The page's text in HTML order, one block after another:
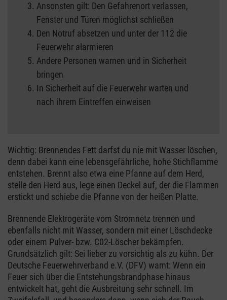
Ansonsten gilt: Den Gefahrenort verlassen,
Fenster und Türen möglichst schließen
Den Notruf absetzen und unter der 112 die
Feuerwehr alarmieren
Andere Personen warnen und in Sicherheit
bringen
In Sicherheit auf die Feuerwehr warten und
nach ihrem Eintreffen einweisen
Wichtig: Brennendes Fett darfst du nie mit Wasser löschen,
denn dabei kann eine lebensgefährliche, hohe Stichflamme
entstehen. Brennt also etwa eine Pfanne auf dem Herd,
stelle den Herd aus, lege einen Deckel auf, der die Flammen
erstickt und schiebe die Pfanne von der heißen Platte.
Brennende Elektrogeräte vom Stromnetz trennen und
ebenfalls nicht mit Wasser, sondern mit einer Löschdecke
oder einem Pulver- bzw. C02-Löscher bekämpfen.
Grundsätzlich gilt: Sei lieber zu vorsichtig als zu kühn. Der
Deutsche Feuerwehrverband e.V. (DFV) warnt: Wenn ein
Feuer sich über die Entstehungsbrandphase hinaus
entwickelt hat, geht die Ausbreitung sehr schnell. Im